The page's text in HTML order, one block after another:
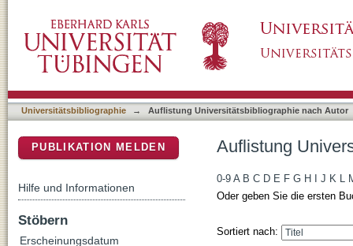
Universitätsbibliographie → Auflistung Universitätsbibliographie nach Autor
Auflistung
0-9 A B C D E F G H J K L
Oder geben Sie die ersten
Sortiert nach:
PUBLIKATION MELDEN
Hilfe und Informationen
Stöbern
Erscheinungsdatum